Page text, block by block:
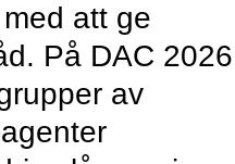
att ge
På DAC 2026
av